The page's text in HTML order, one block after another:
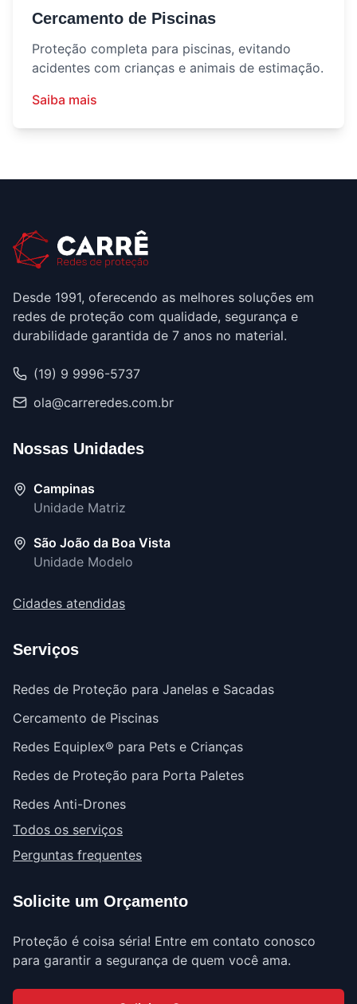
Cercamento de Piscinas
Proteção completa para piscinas, evitando
acidentes com crianças e animais de estimação.
Saiba mais
Desde 1991, oferecendo as melhores soluções em
redes de proteção com qualidade, segurança e
durabilidade garantida de 7 anos no material.
(19) 9 9996-5737
ola@carreredes.com.br
Nossas Unidades
Campinas
Unidade Matriz
São João da Boa Vista
Unidade Modelo
Cidades atendidas
Serviços
Redes de Proteção para Janelas e Sacadas
Cercamento de Piscinas
Redes Equiplex® para Pets e Crianças
Redes de Proteção para Porta Paletes
Redes Anti-Drones
Todos os serviços
Perguntas frequentes
Solicite um Orçamento
Proteção é coisa séria! Entre em contato conosco
para garantir a segurança de quem você ama.